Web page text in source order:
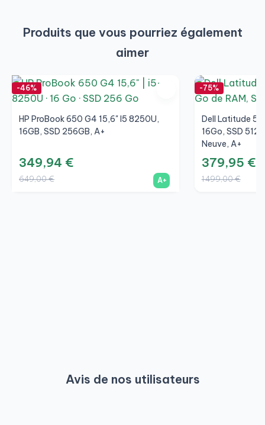
Produits que vous pourriez également
aimer
-46%
HP ProBook 650 G4 15,6" I5 8250U,
16GB, SSD 256GB, A+
349,94 €
649,00 € A+
-75%
Dell Latitude
16Go, SSD
Neuve, A+
379,95 €
1 499,00 €
Avis de nos utilisateurs